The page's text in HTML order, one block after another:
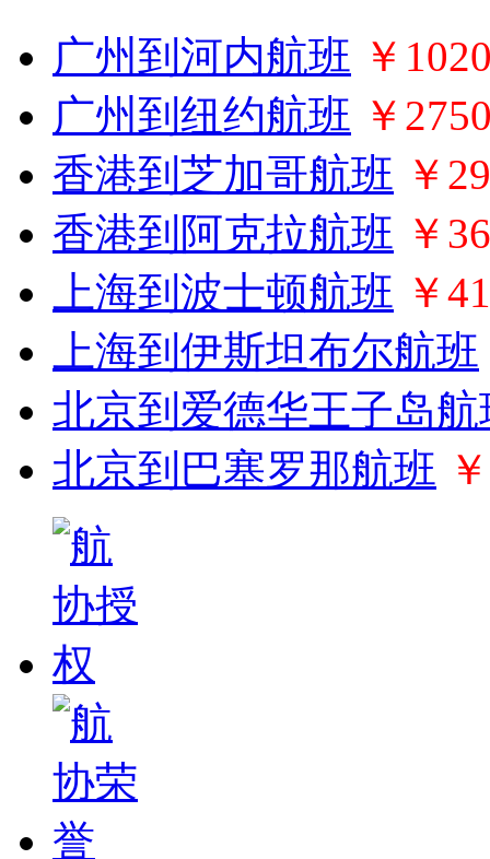
广州到河内航班 ￥
广州到纽约航班 ￥
香港到芝加哥航班 ￥
香港到阿克拉航班 ￥
上海到波士顿航班 ￥
上海到伊斯坦布尔航班
北京到爱德华王子岛航
北京到巴塞罗那航班